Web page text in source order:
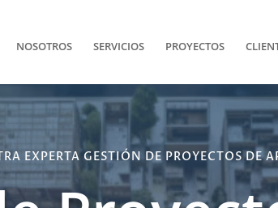
NOSOTROS SERVICIOS PROYECTOS
EXPERTA GESTIÓN DE PROYECTOS DE